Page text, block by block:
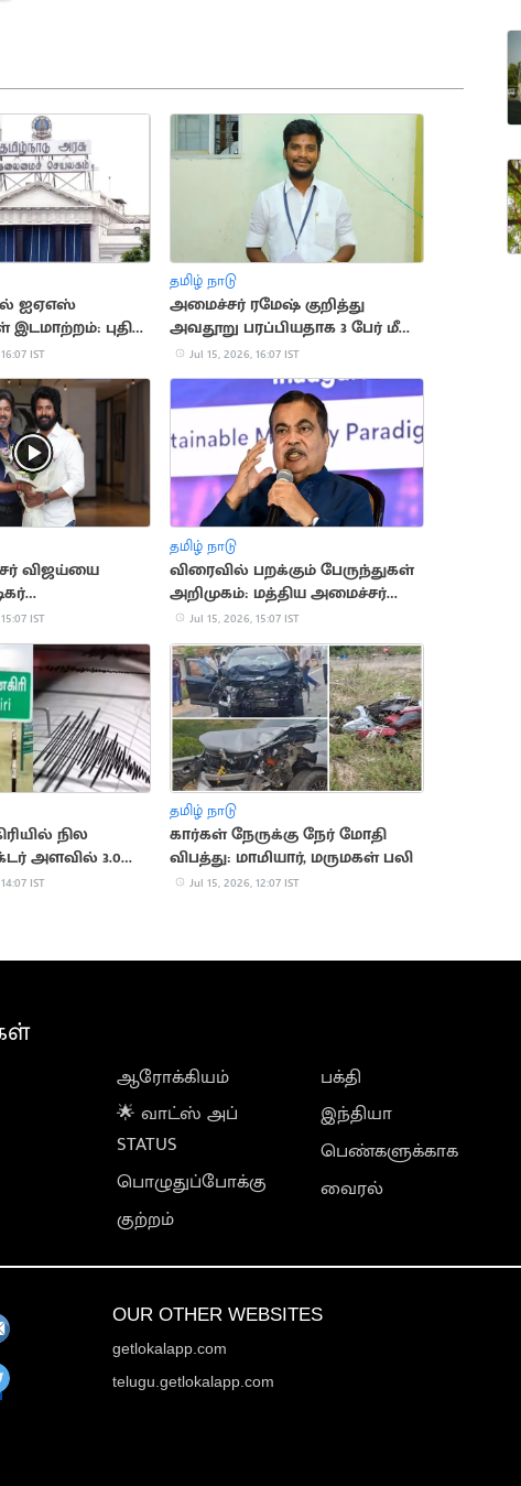
ஐஏஎஸ்
இடமாற்றம்: புதிய
IST
தமிழ் நாடு
அமைச்சர் ரமேஷ் குறித்து
அவதூறு பரப்பியதாக 3 பேர் மீது
வழக்கு பதிவு
Jul 15, 2026, 16:07 IST
IST
தமிழ் நாடு
விரைவில் பறக்கும் பேருந்துகள்
அறிமுகம்: மத்திய அமைச்சர்
நிதின் கட்கரி
Jul 15, 2026, 15:07 IST
நில
அளவில் 3.0
IST
தமிழ் நாடு
கார்கள் நேருக்கு நேர் மோதி
விபத்து: மாமியார், மருமகள் பலி
Jul 15, 2026, 12:07 IST
ஆரோக்கியம்
🌟 வாட்ஸ் அப்
STATUS
பொழுதுப்போக்கு
குற்றம்
பக்தி
இந்தியா
பெண்களுக்காக
வைரல்
OUR OTHER WEBSITES
getlokalapp.com
telugu.getlokalapp.com